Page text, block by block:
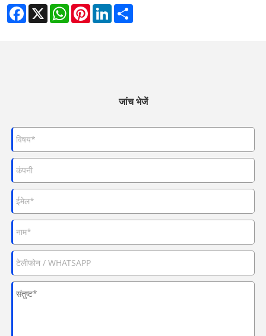
Facebook
X WhatsAppPinterestLinkedIn
जांच भेजें